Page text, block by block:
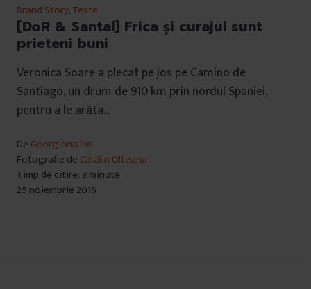
Brand Story,Texte
[DoR & Santal] Frica și curajul sunt
prieteni buni
Veronica Soare a plecat pe jos pe Camino de
Santiago, un drum de 910 km prin nordul Spaniei,
pentru a le arăta…
De Georgiana Ilie
Fotografie de Cătălin Olteanu
Timp de citire: 3 minute
25 noiembrie 2016